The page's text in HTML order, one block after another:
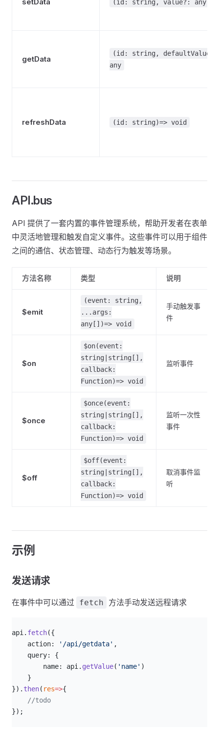
(id: string, value?:
getData
(id: string, defaultValue?:
any
refreshData (id: string)=> void
API.bus
API 提供了一套内置的事件管理系统，帮助开发者在表单
中灵活地管理和触发自定义事件。这些事件可以用于组件
之间的通信、状态管理、动态行为触发等场景。
方法名称 类型 说明
$emit
(event: string,
...args:
any[])=> void
手动触发事
件
$on
$on(event:
string|string[],
callback:
Function)=> void
监听事件
$once
$once(event:
string|string[],
callback:
Function)=> void
监听一次性
事件
$off
$off(event:
string|string[],
callback:
Function)=> void
取消事件监
听
示例
发送请求
在事件中可以通过 fetch 方法手动发送远程请求
api. fetch({
    action:
'/api/getdata' ,
    query: {
        name: api.
getValue( 'name' )
    }
}). then( res=>{
    //todo
});